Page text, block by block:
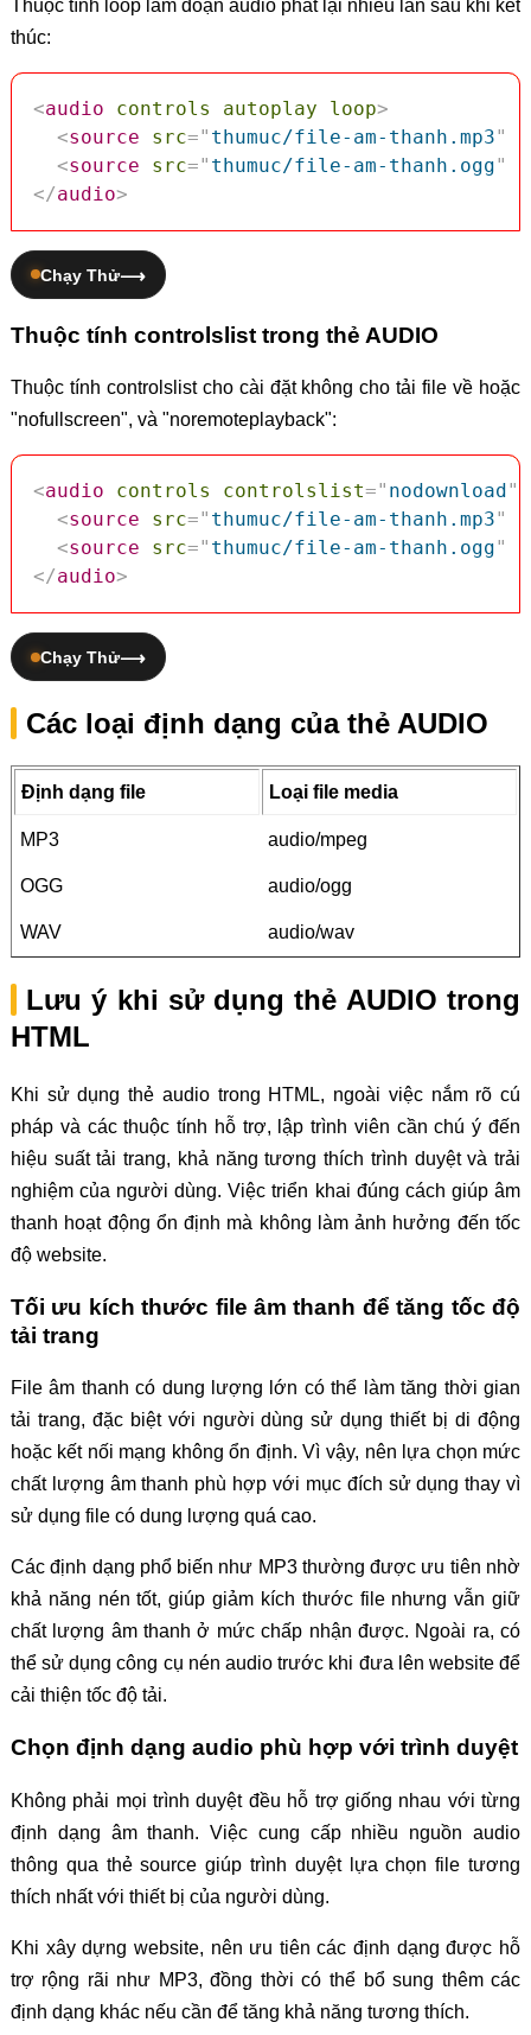
Thuộc tính loop làm đoạn audio phát lại nhiều lần sau khi kết
thúc:
<audio controls autoplay loop>
<source src=" thumuc/file-am-thanh.mp3"
<source src=" thumuc/file-am-thanh.ogg"
</audio>
Chạy Thử
Thuộc tính controlslist trong thẻ AUDIO
Thuộc tính controlslist cho cài đặt không cho tải file về hoặc
"nofullscreen", và "noremoteplayback":
<audio controls controlslist=" nodownload "
<source src=" thumuc/file-am-thanh.mp3"
<source src=" thumuc/file-am-thanh.ogg"
</audio>
Chạy Thử
Các loại định dạng của thẻ AUDIO
Định dạng file Loại file media
MP3 audio/mpeg
OGG audio/ogg
WAV audio/wav
Lưu ý khi sử dụng thẻ AUDIO trong
HTML
Khi sử dụng thẻ audio trong HTML, ngoài việc nắm rõ cú
pháp và các thuộc tính hỗ trợ, lập trình viên cần chú ý đến
hiệu suất tải trang, khả năng tương thích trình duyệt và trải
nghiệm của người dùng. Việc triển khai đúng cách giúp âm
thanh hoạt động ổn định mà không làm ảnh hưởng đến tốc
độ website.
Tối ưu kích thước file âm thanh để tăng tốc độ
tải trang
File âm thanh có dung lượng lớn có thể làm tăng thời gian
tải trang, đặc biệt với người dùng sử dụng thiết bị di động
hoặc kết nối mạng không ổn định. Vì vậy, nên lựa chọn mức
chất lượng âm thanh phù hợp với mục đích sử dụng thay vì
sử dụng file có dung lượng quá cao.
Các định dạng phổ biến như MP3 thường được ưu tiên nhờ
khả năng nén tốt, giúp giảm kích thước file nhưng vẫn giữ
chất lượng âm thanh ở mức chấp nhận được. Ngoài ra, có
thể sử dụng công cụ nén audio trước khi đưa lên website để
cải thiện tốc độ tải.
Chọn định dạng audio phù hợp với trình duyệt
Không phải mọi trình duyệt đều hỗ trợ giống nhau với từng
định dạng âm thanh. Việc cung cấp nhiều nguồn audio
thông qua thẻ source giúp trình duyệt lựa chọn file tương
thích nhất với thiết bị của người dùng.
Khi xây dựng website, nên ưu tiên các định dạng được hỗ
trợ rộng rãi như MP3, đồng thời có thể bổ sung thêm các
định dạng khác nếu cần để tăng khả năng tương thích.